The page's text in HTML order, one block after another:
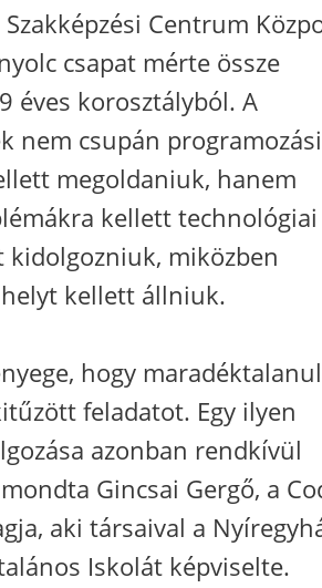
Centrum
csapat mérte össze
éves korosztályból. A
nem csupán programozási
megoldaniuk, hanem
kellett technológiai
kidolgozniuk, miközben
kellett állniuk.
hogy maradéktalanul
feladatot. Egy ilyen
azonban rendkívül
Gincsai Gergő, a
aki társaival a
Iskolát képviselte.